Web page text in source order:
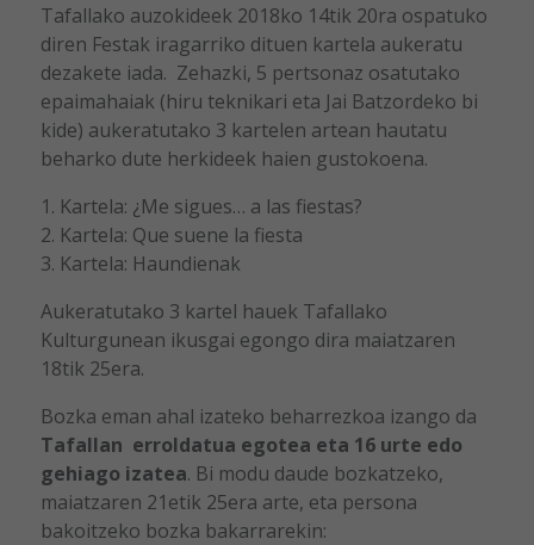
Tafallako auzokideek 2018ko 14tik 20ra ospatuko
diren Festak iragarriko dituen kartela aukeratu
dezakete iada. Zehazki, 5 pertsonaz osatutako
epaimahaiak (hiru teknikari eta Jai Batzordeko bi
kide) aukeratutako 3 kartelen artean hautatu
beharko dute herkideek haien gustokoena.
1. Kartela: ¿Me sigues… a las fiestas?
2. Kartela: Que suene la fiesta
3. Kartela: Haundienak
Aukeratutako 3 kartel hauek Tafallako
Kulturgunean ikusgai egongo dira maiatzaren
18tik 25era.
Bozka eman ahal izateko beharrezkoa izango da
Tafallan erroldatua egotea eta 16 urte edo
gehiago izatea. Bi modu daude bozkatzeko,
maiatzaren 21etik 25era arte, eta persona
bakoitzeko bozka bakarrarekin: